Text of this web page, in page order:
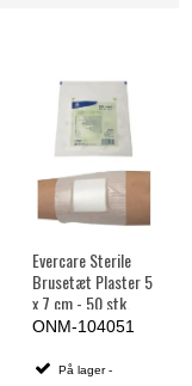
Evercare Sterile
Brusetæt Plaster 5
x 7 cm - 50 stk.
ONM-104051
På lager -